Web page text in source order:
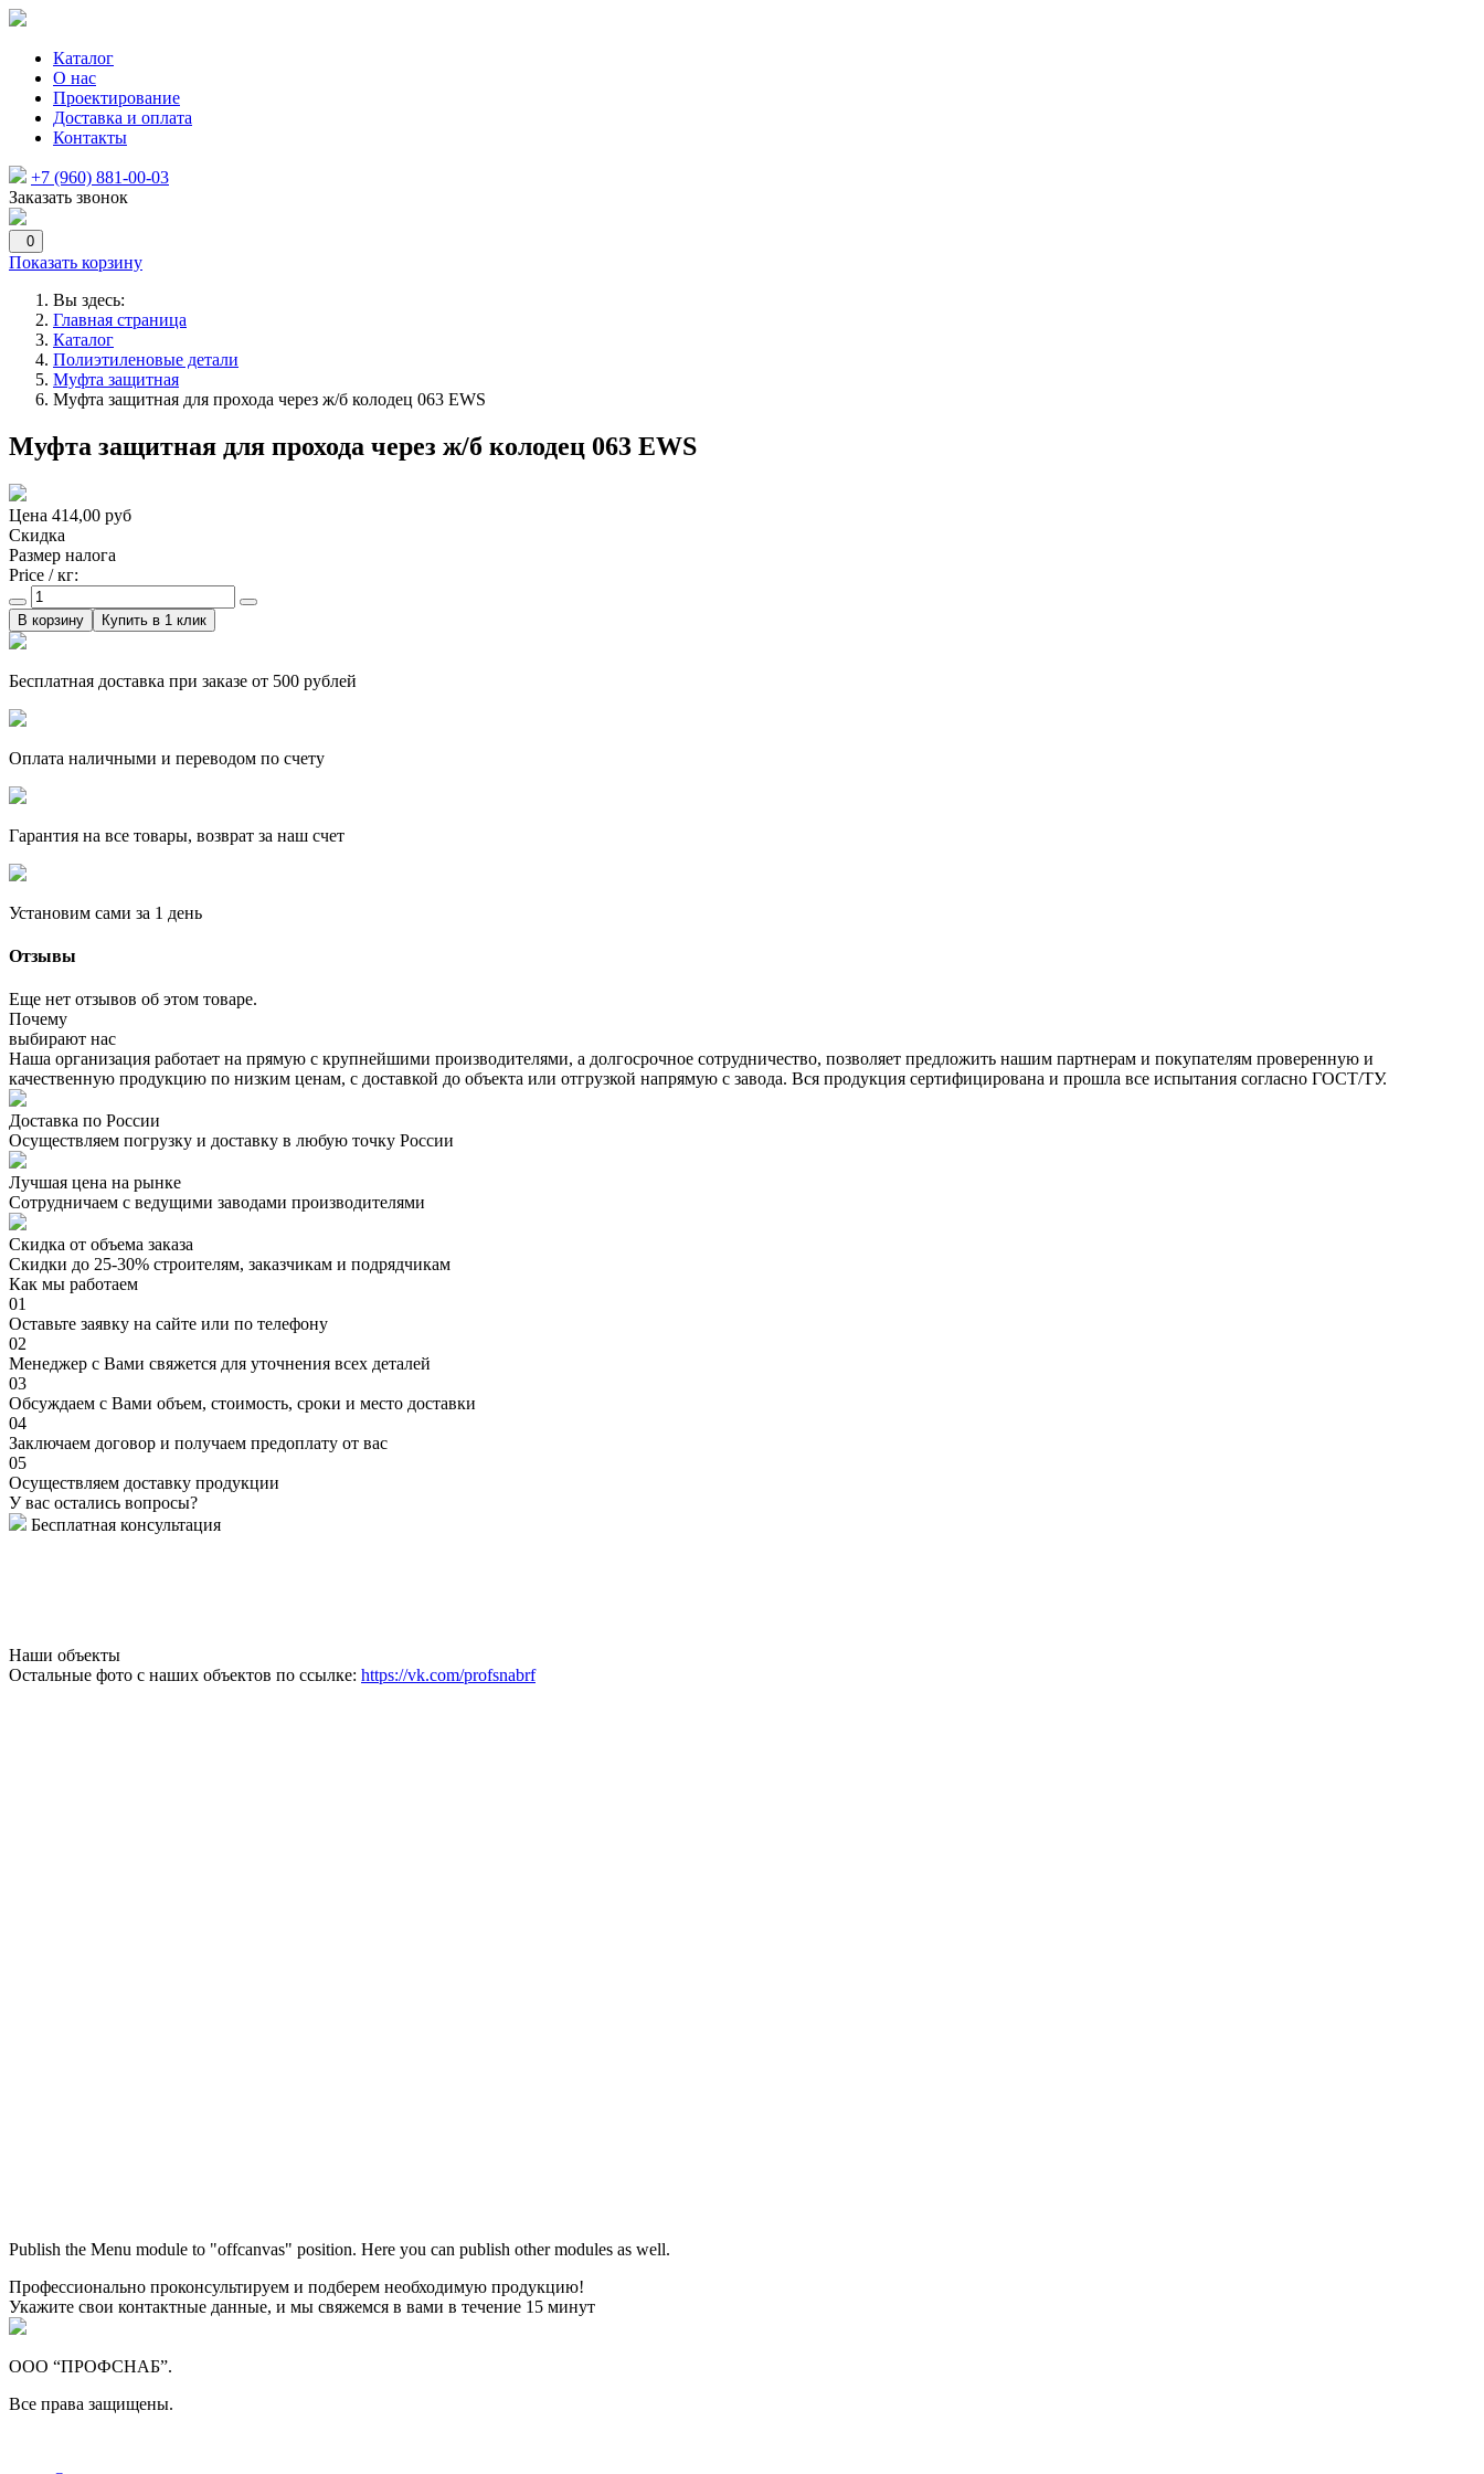
Каталог
О нас
Проектирование
Доставка и оплата
Контакты
+7 (960) 881-00-03
Заказать звонок
0
Показать корзину
Вы здесь:
Главная страница
Каталог
Полиэтиленовые детали
Муфта защитная
Муфта защитная для прохода через ж/б колодец 063 EWS
Муфта защитная для прохода через ж/б колодец 063 EWS
Цена 414,00 руб
Скидка
Размер налога
Price / кг:
Купить в 1 клик
Бесплатная доставка при заказе от 500 рублей
Оплата наличными и переводом по счету
Гарантия на все товары, возврат за наш счет
Установим сами за 1 день
Отзывы
Еще нет отзывов об этом товаре.
Почему
выбирают нас
Наша организация работает на прямую с крупнейшими производителями, а долгосрочное сотрудничество, позволяет предложить нашим партнерам и покупателям проверенную и
качественную продукцию по низким ценам, с доставкой до объекта или отгрузкой напрямую с завода. Вся продукция сертифицирована и прошла все испытания согласно ГОСТ/ТУ.
Доставка по России
Осуществляем погрузку и доставку в любую точку России
Лучшая цена на рынке
Сотрудничаем с ведущими заводами производителями
Скидка от объема заказа
Скидки до 25-30% строителям, заказчикам и подрядчикам
Как мы работаем
01
Оставьте заявку на сайте или по телефону
02
Менеджер с Вами свяжется для уточнения всех деталей
03
Обсуждаем с Вами объем, стоимость, сроки и место доставки
04
Заключаем договор и получаем предоплату от вас
05
Осуществляем доставку продукции
У вас остались вопросы?
Бесплатная консультация
Наши объекты
Остальные фото с наших объектов по ссылке: https://vk.com/profsnabrf
Publish the Menu module to "offcanvas" position. Here you can publish other modules as well.
Профессионально проконсультируем и подберем необходимую продукцию!
Укажите свои контактные данные, и мы свяжемся в вами в течение 15 минут
ООО “ПРОФСНАБ”.
Все права защищены.